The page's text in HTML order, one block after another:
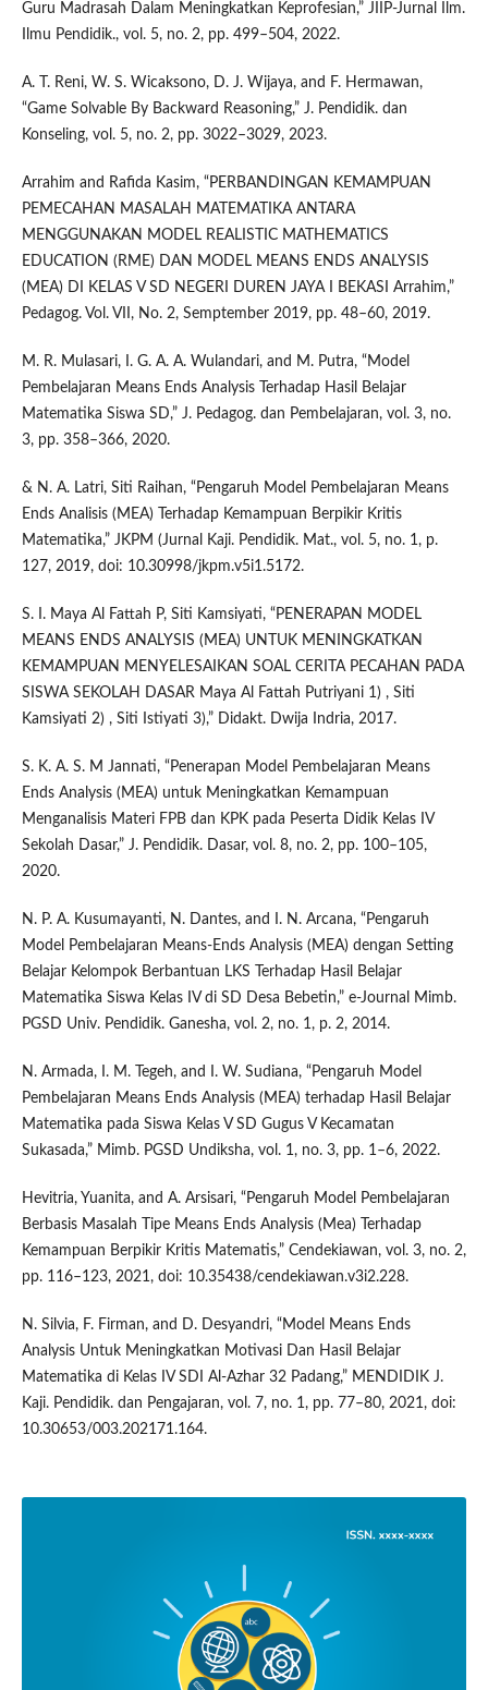
Guru Madrasah Dalam Meningkatkan Keprofesian,” JIIP-Jurnal Ilm.
Ilmu Pendidik., vol. 5, no. 2, pp. 499–504, 2022.
A. T. Reni, W. S. Wicaksono, D. J. Wijaya, and F. Hermawan,
“Game Solvable By Backward Reasoning,” J. Pendidik. dan
Konseling, vol. 5, no. 2, pp. 3022–3029, 2023.
Arrahim and Rafida Kasim, “PERBANDINGAN KEMAMPUAN
PEMECAHAN MASALAH MATEMATIKA ANTARA
MENGGUNAKAN MODEL REALISTIC MATHEMATICS
EDUCATION (RME) DAN MODEL MEANS ENDS ANALYSIS
(MEA) DI KELAS V SD NEGERI DUREN JAYA I BEKASI Arrahim,”
Pedagog. Vol. VII, No. 2, Semptember 2019, pp. 48–60, 2019.
M. R. Mulasari, I. G. A. A. Wulandari, and M. Putra, “Model
Pembelajaran Means Ends Analysis Terhadap Hasil Belajar
Matematika Siswa SD,” J. Pedagog. dan Pembelajaran, vol. 3, no.
3, pp. 358–366, 2020.
& N. A. Latri, Siti Raihan, “Pengaruh Model Pembelajaran Means
Ends Analisis (MEA) Terhadap Kemampuan Berpikir Kritis
Matematika,” JKPM (Jurnal Kaji. Pendidik. Mat., vol. 5, no. 1, p.
127, 2019, doi: 10.30998/jkpm.v5i1.5172.
S. I. Maya Al Fattah P, Siti Kamsiyati, “PENERAPAN MODEL
MEANS ENDS ANALYSIS (MEA) UNTUK MENINGKATKAN
KEMAMPUAN MENYELESAIKAN SOAL CERITA PECAHAN PADA
SISWA SEKOLAH DASAR Maya Al Fattah Putriyani 1) , Siti
Kamsiyati 2) , Siti Istiyati 3),” Didakt. Dwija Indria, 2017.
S. K. A. S. M Jannati, “Penerapan Model Pembelajaran Means
Ends Analysis (MEA) untuk Meningkatkan Kemampuan
Menganalisis Materi FPB dan KPK pada Peserta Didik Kelas IV
Sekolah Dasar,” J. Pendidik. Dasar, vol. 8, no. 2, pp. 100–105,
2020.
N. P. A. Kusumayanti, N. Dantes, and I. N. Arcana, “Pengaruh
Model Pembelajaran Means-Ends Analysis (MEA) dengan Setting
Belajar Kelompok Berbantuan LKS Terhadap Hasil Belajar
Matematika Siswa Kelas IV di SD Desa Bebetin,” e-Journal Mimb.
PGSD Univ. Pendidik. Ganesha, vol. 2, no. 1, p. 2, 2014.
N. Armada, I. M. Tegeh, and I. W. Sudiana, “Pengaruh Model
Pembelajaran Means Ends Analysis (MEA) terhadap Hasil Belajar
Matematika pada Siswa Kelas V SD Gugus V Kecamatan
Sukasada,” Mimb. PGSD Undiksha, vol. 1, no. 3, pp. 1–6, 2022.
Hevitria, Yuanita, and A. Arsisari, “Pengaruh Model Pembelajaran
Berbasis Masalah Tipe Means Ends Analysis (Mea) Terhadap
Kemampuan Berpikir Kritis Matematis,” Cendekiawan, vol. 3, no. 2,
pp. 116–123, 2021, doi: 10.35438/cendekiawan.v3i2.228.
N. Silvia, F. Firman, and D. Desyandri, “Model Means Ends
Analysis Untuk Meningkatkan Motivasi Dan Hasil Belajar
Matematika di Kelas IV SDI Al-Azhar 32 Padang,” MENDIDIK J.
Kaji. Pendidik. dan Pengajaran, vol. 7, no. 1, pp. 77–80, 2021, doi:
10.30653/003.202171.164.